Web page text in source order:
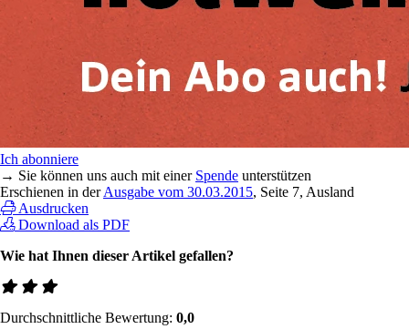
Ich abonniere
→ Sie können uns auch mit einer Spende unterstützen
Erschienen in derAusgabe vom 30.03.2015, Seite 7, Ausland
Ausdrucken
Download als PDF
Wie hat Ihnen dieser Artikel gefallen?
Durchschnittliche Bewertung: 0,0